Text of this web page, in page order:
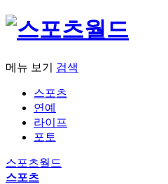
메뉴 보기 검색
스포츠
연예
라이프
포토
스포츠월드
스포츠